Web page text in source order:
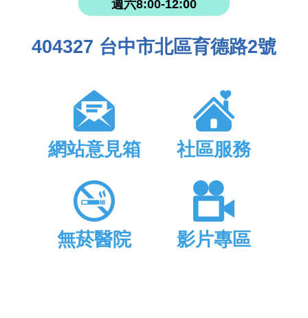
週六8:00-12:00
404327 台中市北區育德路2號
網站意見箱 社區服務
無菸醫院 影片專區